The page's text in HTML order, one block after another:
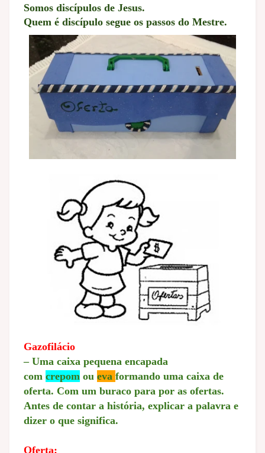
Somos discípulos de Jesus.
Quem é discípulo segue os passos do Mestre.
Gazofilácio
– Uma caixa pequena encapada
com crepom ou eva formando uma caixa de
oferta. Com um buraco para por as ofertas.
Antes de contar a história, explicar a palavra e
dizer o que significa.
Oferta: